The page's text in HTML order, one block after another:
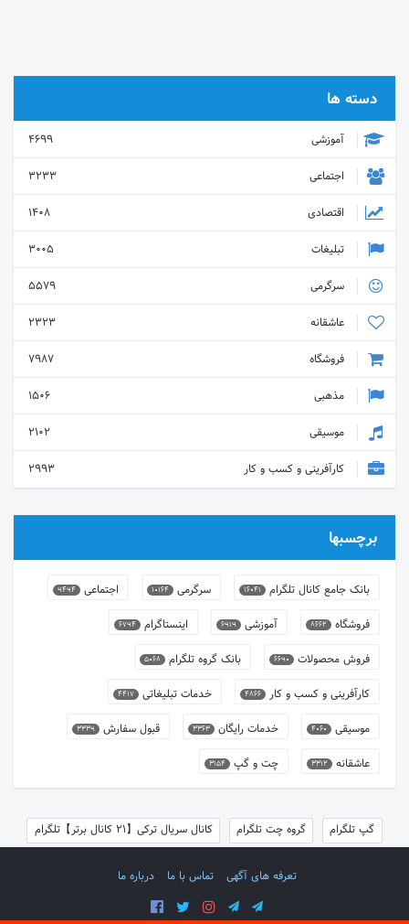
دسته ها
آموزشی
4699
اجتماعی
3233
اقتصادی
1408
تبلیغات
3005
سرگرمی
5579
عاشقانه
2323
فروشگاه
7987
مذهبی
1506
موسیقی
2102
کارآفرینی و کسب و کار
2993
برچسبها
بانک جامع کانال تلگرام 16041 سرگرمی 10164 اجتماعی 9494
فروشگاه 8662 آموزشی 6919 اینستاگرام 6794
فروش محصولات 6690 بانک گروه تلگرام 5068
کارآفرینی و کسب و کار 4866 خدمات تبلیغاتی 4417
موسیقی 4060 خدمات رایگان 3363 قبول سفارش 3339
عاشقانه 3312 چت و گپ 3154
گپ تلگرام گروه چت تلگرام کانال سریال ترکی【21 کانال برتر】تلگرام
تعرفه های آگهی تماس با ما درباره ما